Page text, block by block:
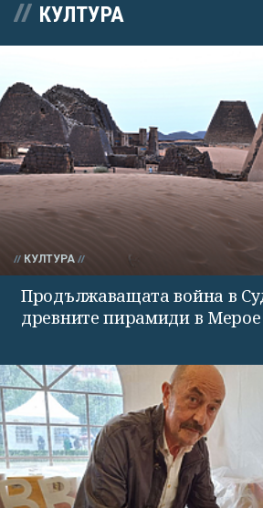
КУЛТУРА
КУЛТУРА
Продължаващата война в
древните пирамиди в